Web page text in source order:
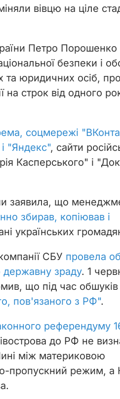
вівцю на ціле
Петро Порошенко
безпеки і
та юридичних осіб,
на строк від одного
соцмережі
"Яндекс", сайти
Касперського" і
заявила, що
збирав, копіював і
українських
СБУ провела
державну зраду. 1
що під час обшуків
пов'язаного з РФ".
референдуму
до РФ не
між материковою
пропускний режим, а